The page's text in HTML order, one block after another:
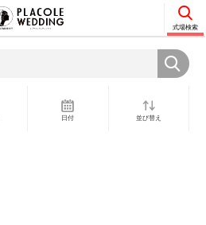
式場検索
日付 並び替え